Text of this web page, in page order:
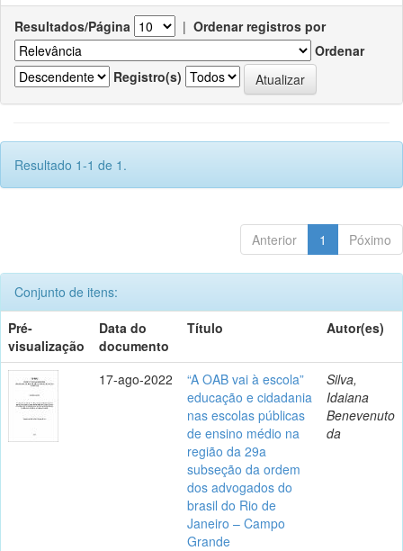
Resultados/Página | Ordenar registros por
Ordenar
Registro(s)
Resultado 1-1 de 1.
Anterior 1 Póximo
Conjunto de itens:
Pré-
visualização
Data do
documento
Título Autor(es)
17-ago-2022
“A OAB vai à escola”
educação e cidadania
nas escolas públicas
de ensino médio na
região da 29a
subseção da ordem
dos advogados do
brasil do Rio de
Janeiro – Campo
Grande
Silva,
Idaiana
Benevenuto
da